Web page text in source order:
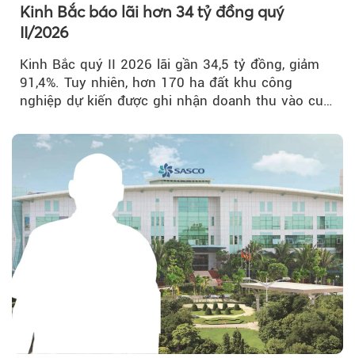
Kinh Bắc báo lãi hơn 34 tỷ đồng quý
II/2026
Kinh Bắc quý II 2026 lãi gần 34,5 tỷ đồng, giảm
91,4%. Tuy nhiên, hơn 170 ha đất khu công
nghiệp dự kiến được ghi nhận doanh thu vào cuối